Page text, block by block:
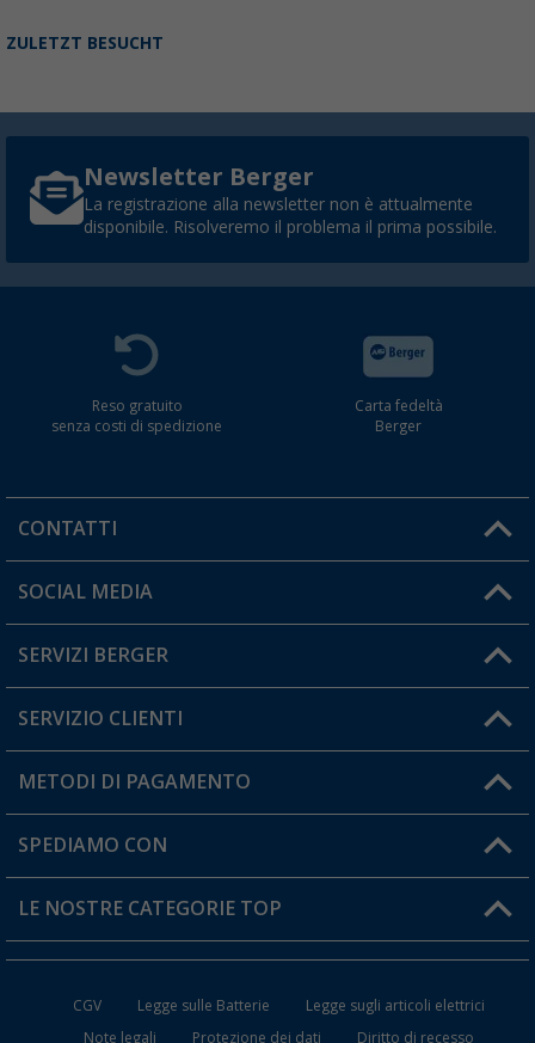
ZULETZT BESUCHT
Newsletter Berger
La registrazione alla newsletter non è attualmente
disponibile. Risolveremo il problema il prima possibile.
Reso gratuito
senza costi di spedizione
Carta fedeltà
Berger
CONTATTI
Orari di apertura del servizio:
Hai una domanda?
SOCIAL MEDIA
SERVIZI BERGER
Diventare rivenditori
Il mio Account
Carta fedeltà Berger
SERVIZIO CLIENTI
Informazioni sulla spedizione
Resi
FAQ e Contatti
METODI DI PAGAMENTO
SPEDIAMO CON
LE NOSTRE CATEGORIE TOP
CGV Legge sulle Batterie
Legge sugli articoli elettrici
Note legali
Protezione dei dati Diritto di recesso